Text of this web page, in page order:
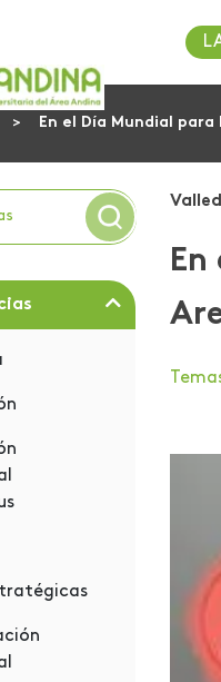
En el Día Mundial